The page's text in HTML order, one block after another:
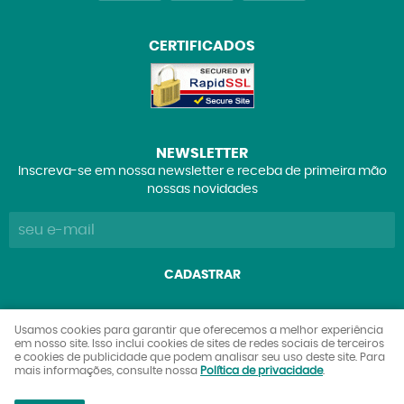
CERTIFICADOS
NEWSLETTER
Inscreva-se em nossa newsletter e receba de primeira mão
nossas novidades
CADASTRAR
Explorers Club Comércio de Brinquedos e Colecionáveis
Ltda
CNPJ: 27.842.089/0001-90
Usamos cookies para garantir que oferecemos a melhor experiência
em nosso site. Isso inclui cookies de sites de redes sociais de terceiros
e cookies de publicidade que podem analisar seu uso deste site. Para
mais informações, consulte nossa Política de privacidade.